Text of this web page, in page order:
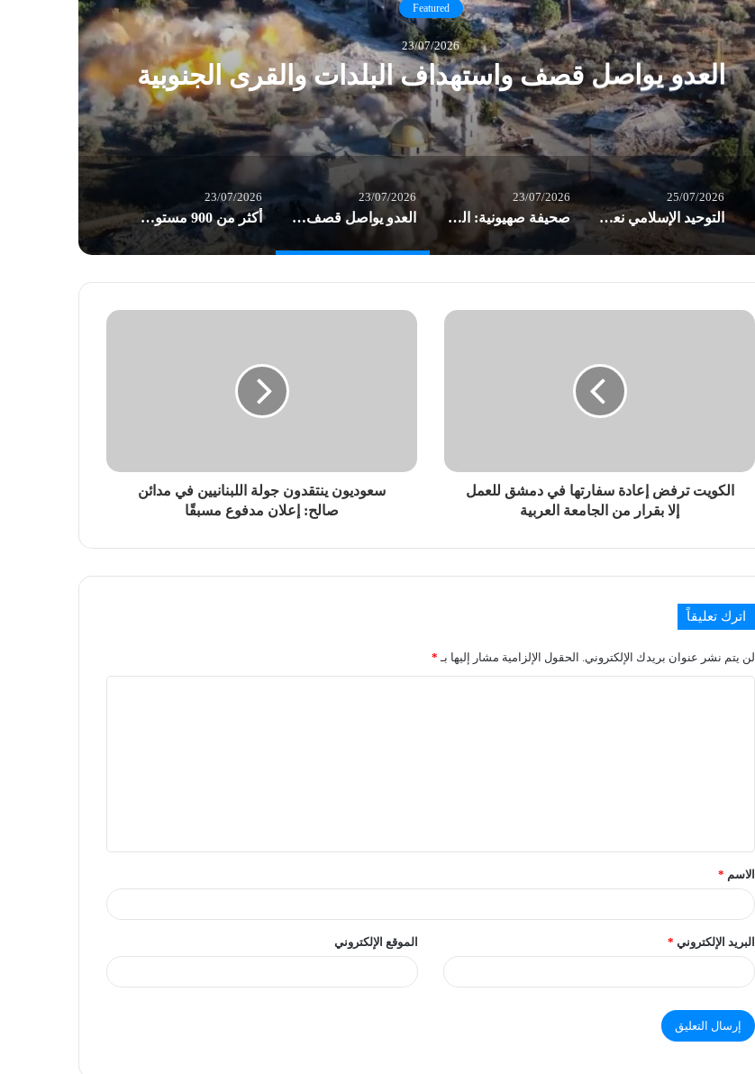
Featured
23/07/2026
العدو يواصل قصف واستهداف البلدات والقرى الجنوبية
25/07/2026
التوحيد الإسلامي نعت المناضل أوكاموتو.. وأشادت بعملية الضفة الغربية البطولية
23/07/2026
صحيفة صهيونية: الجيش “الإسرائيلي” في تأهب ذروة للحرب.. إيران قد تبادر
23/07/2026
العدو يواصل قصف واستهداف البلدات والقرى الجنوبية
23/07/2026
أكثر من 900 مستوطن يقتحمون الأقصى في ذكرى “خراب الهيكل” المزعوم
الكويت ترفض إعادة سفارتها في دمشق للعمل
إلا بقرار من الجامعة العربية
سعوديون ينتقدون جولة اللبنانيين في مدائن
صالح: إعلان مدفوع مسبقًا
اترك تعليقاً
لن يتم نشر عنوان بريدك الإلكتروني. الحقول الإلزامية مشار إليها بـ *
الاسم *
البريد الإلكتروني * الموقع الإلكتروني